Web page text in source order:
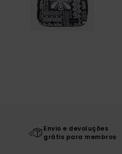
Envio e devoluções
grátis para membros